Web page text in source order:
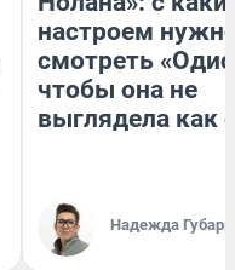
настроем
смотреть
чтобы она не
выглядела как
Надежда Губарь